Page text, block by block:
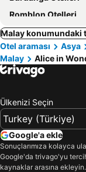
Romblon Otelleri
Malay konumundaki
Otel araması
Asya
Malay
Alice in
Ülkenizi Seçin
Google'a ekle
Sonuçlarımıza kolayca
Google'da trivago'yu
kaynaklar arasına ekleyin.